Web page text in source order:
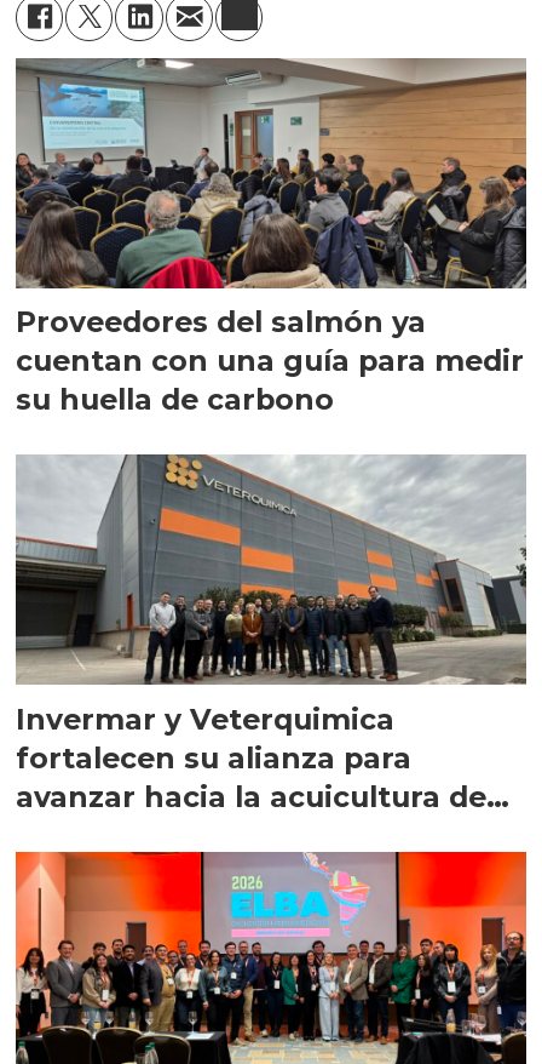
Proveedores del salmón ya
cuentan con una guía para medir
su huella de carbono
Invermar y Veterquimica
fortalecen su alianza para
avanzar hacia la acuicultura de